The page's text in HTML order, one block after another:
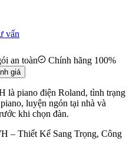
vấn
an toàn Chính hãng 100%
giá
là piano điện Roland, tình trạng
luyện ngón tại nhà và
khi chọn đàn.
– Thiết Kế Sang Trọng, Công